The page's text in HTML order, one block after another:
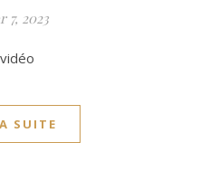
7, 2023
SUITE